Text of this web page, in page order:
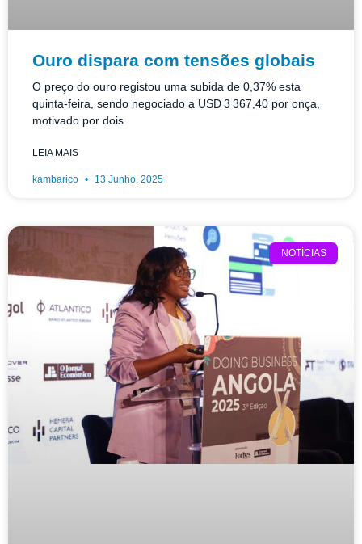
Ouro dispara com tensões globais
O preço do ouro registou uma subida de 0,37% esta
quinta-feira, sendo negociado a USD 3 367,40 por onça,
motivado por dois
LEIA MAIS
kambarico 13 Junho, 2025
NOTÍCIAS